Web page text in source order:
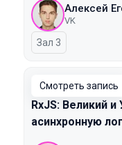
Алексей
VK
Зал 3
Смотреть запись
RxJS: Великий
асинхронную